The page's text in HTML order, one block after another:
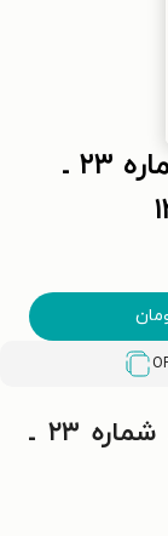
کتاب دوماهنامه خلق ـ شماره ۲۳ ـ
معرفی کتاب دوماهنامه خلق ـ شماره ۲۳ ـ